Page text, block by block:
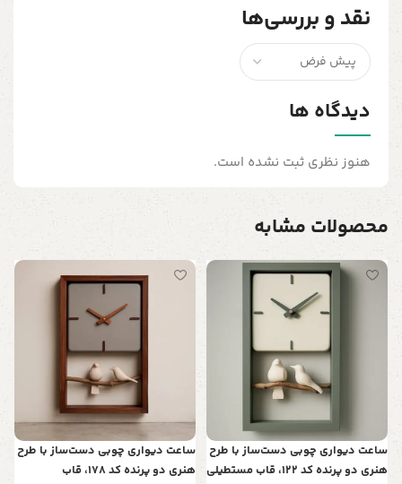
نقد و بررسی‌ها
دیدگاه ها
هنوز نظری ثبت نشده است.
محصولات مشابه
ساعت دیواری چوبی دست‌ساز با طرح
هنری دو پرنده کد 122، قاب مستطیلی
ساعت دیواری چوبی دست‌ساز با طرح
هنری دو پرنده کد 178، قاب